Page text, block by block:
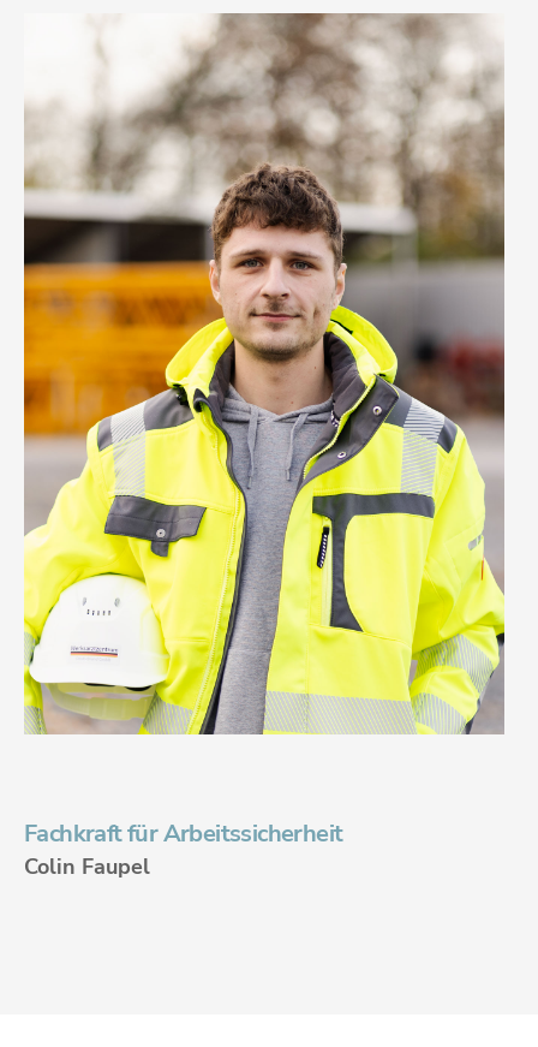
Fachkraft für Arbeitssicherheit
Colin Faupel